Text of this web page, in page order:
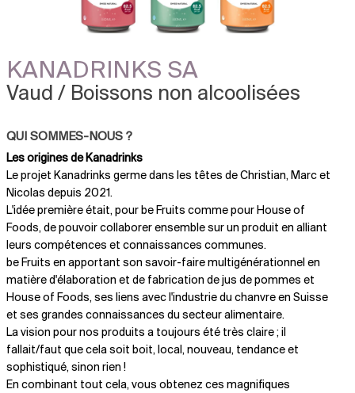
KANADRINKS SA
Vaud / Boissons non alcoolisées
QUI SOMMES-NOUS ?
Les origines de Kanadrinks
Le projet Kanadrinks germe dans les têtes de Christian, Marc et
Nicolas depuis 2021.
L'idée première était, pour be Fruits comme pour House of
Foods, de pouvoir collaborer ensemble sur un produit en alliant
leurs compétences et connaissances communes.
be Fruits en apportant son savoir-faire multigénérationnel en
matière d'élaboration et de fabrication de jus de pommes et
House of Foods, ses liens avec l'industrie du chanvre en Suisse
et ses grandes connaissances du secteur alimentaire.
La vision pour nos produits a toujours été très claire ; il
fallait/faut que cela soit boit, local, nouveau, tendance et
sophistiqué, sinon rien !
En combinant tout cela, vous obtenez ces magnifiques